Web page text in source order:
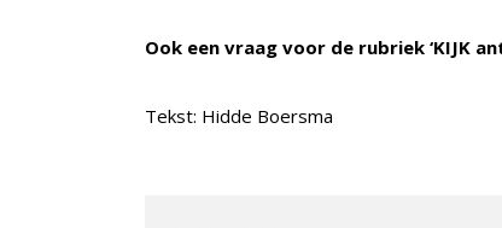
Ook een vraag voor de rubriek ‘KIJK
Tekst: Hidde Boersma